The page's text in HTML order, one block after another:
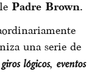
Padre Brown.
una serie de
giros lógicos, eventos